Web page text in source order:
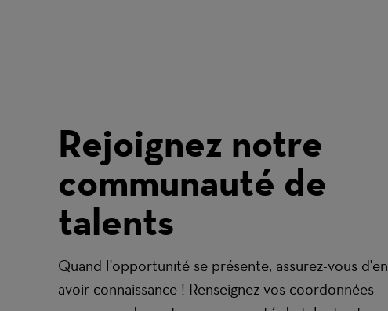
Rejoignez notre
communauté de
talents
Quand l'opportunité se présente, assurez-vous d'en
avoir connaissance ! Renseignez vos coordonnées